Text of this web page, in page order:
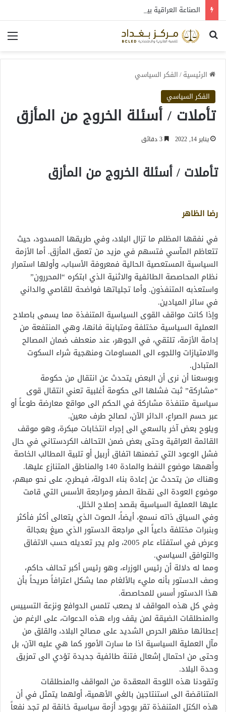
بحث عن
الرئيسية/الفكر السياسي
الفكر السياسي
تأملات / أسئلة الخروج من المأزق
يناير 14, 2022
تأملات / أسئلة الخروج من المأزق
رضا الظاهر
في نفقها المظلم ما تزال البلاد، وفي طريقها المسدود، حيث
تتعاظم المآسي فتسهم في مزيد من تعمق المأزق. أما الأزمة
السياسية المستعصية الحالية فمعروفة الأسباب، وأولها استمرار
نظام المحاصصة الطائفية والاثنية الذي ابتكره “المحررون”
واستعذبه المتنفذون. وأما تجلياتها فواضحة للقاصي والداني
في سائر الميادين.
وإذا كانت مواقف القوى السياسية المتنفذة مما يسمى باصلاح
العملية السياسية مختلفة ومتباينة فانها، وهي المنتفعة من
إدامة الأزمة، تلتقي، في الجوهر، عند منعطف ضمان المصالح
والامتيازات واللجوء الى المساومات ومنهجية شراء السكوت
المتبادل.
وبوسعنا أن نرى أن البعض يتحدث عن انتقال من حكومة
“مشاركة” ثبت فشلها الى حكومة أغلبية تعني انتقال قوى
سياسية متنفذة مشاركة في الحكم الى مواقع معارضة طوعاً أو
عبر حسم الصراع، الدائر الآن، لصالح طرف معين.
ويلوح بعض آخر بالسعي الى إجراء انتخابات مبكرة، وهو موقف
القائمة العراقية وحتى بعض ضمن التحالف الكردستاني في حال
فشل الوعود التي تضمنها اتفاق أربيل أو تلبية المطالب الخاصة
وأهمها موضوع النفط والمادة 140 والمناطق المتنازع عليها.
وهناك من يتحدث عن إعادة بناء الدولة، فيطرح، على نحو مبهم،
موضوع العودة الى نقطة الصفر ومراجعة الأسس التي قامت
عليها العملية السياسية بقصد إصلاح الخلل.
وفي السياق ذاته نسمع، أيضاً، الصوت الذي يتعالى أكثر فأكثر
وبنبرات مختلفة داعياً الى مراجعة الدستور الذي صيغ بعجالة
وعرض في استفتاء عام 2005، ولم يجر تعديله حسب الاتفاق
والتوافق السياسي.
ومما له دلالة أن رئيس الوزراء، وهو رئيس أكبر تحالف حاكم،
وصف الدستور بأنه مليء بالألغام مما يشكل اعترافاً صريحاً بأن
هذا الدستور أسس للمحاصصة.
وفي كل هذه المواقف لا يصعب تلمس الدوافع ونزعة التسييس
والمنطلقات الضيقة لمن يقف وراء هذه الدعوات، على الرغم من
إعطائها مظهر الحرص الشديد على مصالح البلاد، والقلق من
مآل العملية السياسية اذا ما سارت الأمور كما هي عليه الآن، بل
وحتى من احتمال إشعال فتنة طائفية جديدة تؤدي الى تمزيق
وحدة البلاد.
وتقودنا هذه اللوحة المعقدة من المواقف والمنطلقات
المتناقضة الى استنتاجين بالغي الأهمية، أولهما يتمثل في أن
هذه الكتل المتنفذة تقر بوجود أزمة سياسية خانقة لم تجد نفعاً